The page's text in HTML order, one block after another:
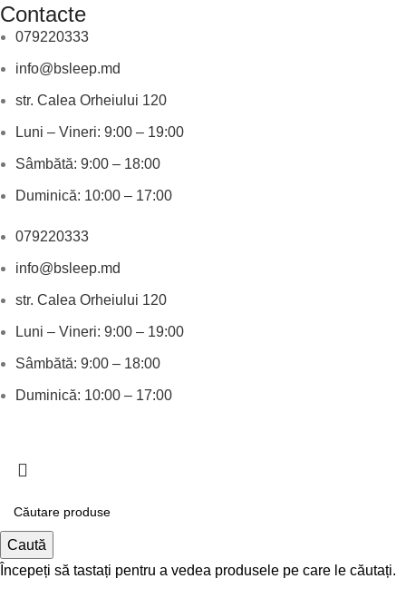
Contacte
079220333
info@bsleep.md
str. Calea Orheiului 120
Luni – Vineri: 9:00 – 19:00
Sâmbătă: 9:00 – 18:00
Duminică: 10:00 – 17:00
079220333
info@bsleep.md
str. Calea Orheiului 120
Luni – Vineri: 9:00 – 19:00
Sâmbătă: 9:00 – 18:00
Duminică: 10:00 – 17:00
Caută
Începeți să tastați pentru a vedea produsele pe care le căutați.